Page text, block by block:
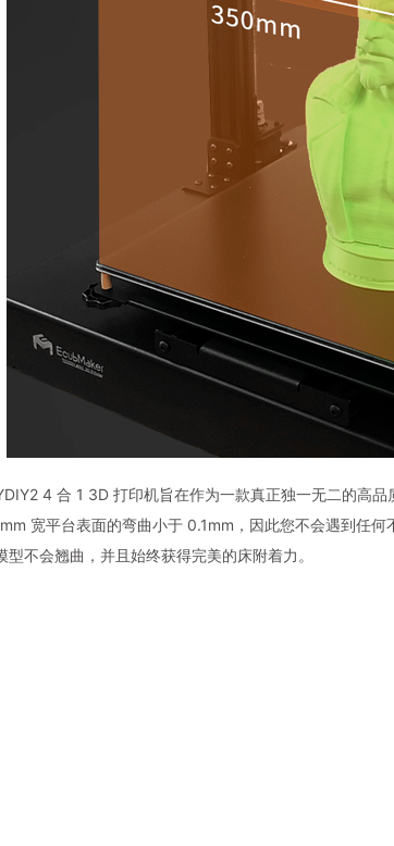
4 合 1 3D 打印机旨在作为一款真正独一无二的高
宽平台表面的弯曲小于 0.1mm，因此您不会遇到任
不会翘曲，并且始终获得完美的床附着力。